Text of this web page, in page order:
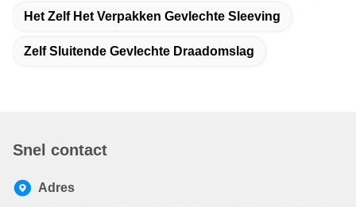
Het Zelf Het Verpakken Gevlechte Sleeving
Zelf Sluitende Gevlechte Draadomslag
Snel contact
Adres